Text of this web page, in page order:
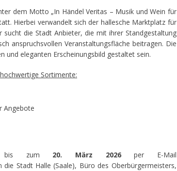
dem Motto „In Händel Veritas – Musik und Wein für
Hierbei verwandelt sich der hallesche Marktplatz für
sucht die Stadt Anbieter, die mit ihrer Standgestaltung
anspruchsvollen Veranstaltungsfläche beitragen. Die
und eleganten Erscheinungsbild gestaltet sein.
Sortimente:
Angebote
bis zum 20. März 2026per E-Mail
Stadt Halle (Saale), Büro des Oberbürgermeisters,